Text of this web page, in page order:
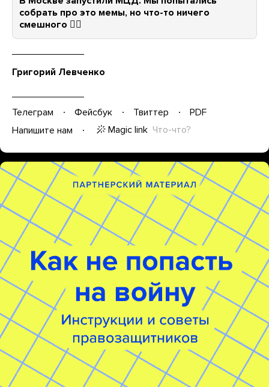
собрать про это мемы, но что-то ничего
смешного 🤷‍♂️
Григорий Левченко
Телеграм Фейсбук Твиттер
PDF
Напишите нам
Magic link Что-что?